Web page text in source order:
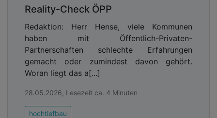
Reality-Check ÖPP
Redaktion: Herr Hense, viele Kommunen
haben mit Öffentlich-Privaten-
Partnerschaften schlechte Erfahrungen
gemacht oder zumindest davon gehört.
Woran liegt das a[...]
28.05.2026, Lesezeit ca. 4 Minuten
hochtiefbau